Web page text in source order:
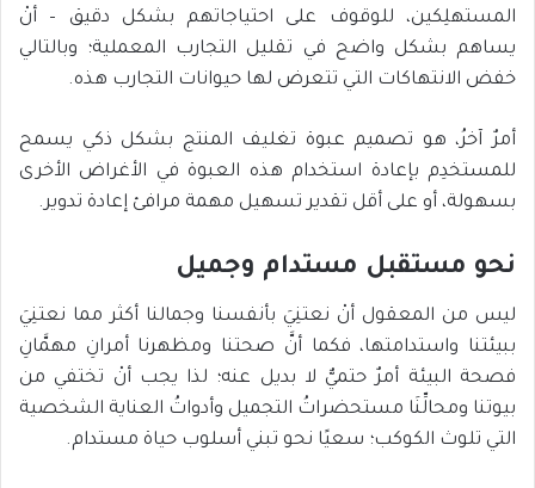
المستهلِكين، للوقوف على احتياجاتهم بشكل دقيق – أنْ
يساهم بشكل واضح في تقليل التجارب المعملية؛ وبالتالي
خفض الانتهاكات التي تتعرض لها حيوانات التجارب هذه.
أمرٌ آخرُ، هو تصميم عبوة تغليف المنتج بشكل ذكي يسمح
للمستخدِم بإعادة استخدام هذه العبوة في الأغراض الأخرى
بسهولة، أو على أقل تقدير تسهيل مهمة مرافئ إعادة تدوير.
نحو مستقبل مستدام وجميل
ليس من المعقول أنْ نعتنِيَ بأنفسنا وجمالنا أكثر مما نعتنِيَ
ببيئتنا واستدامتها، فكما أنَّ صحتنا ومظهرنا أمرانِ مهمَّانِ
فصحة البيئة أمرٌ حتميٌّ لا بديل عنه؛ لذا يجب أنْ تختفي من
بيوتنا ومحالِّنَا مستحضراتُ التجميل وأدواتُ العناية الشخصية
التي تلوث الكوكب؛ سعيًا نحو تبني أسلوب حياة مستدام.